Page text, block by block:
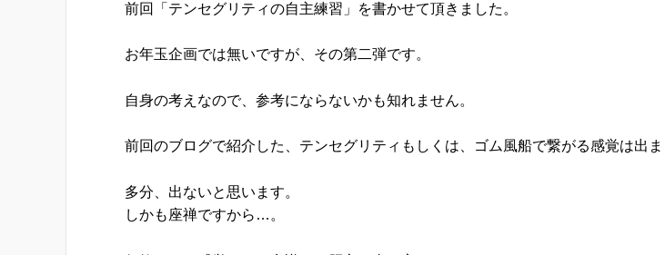
前回「テンセグリティの自主練習」を書かせて頂きました。
お年玉企画では無いですが、その第二弾です。
自身の考えなので、参考にならないかも知れません。
前回のブログで紹介した、テンセグリティもしくは、ゴム風船で繋がる感覚は出ま
多分、出ないと思います。
しかも座禅ですから…。